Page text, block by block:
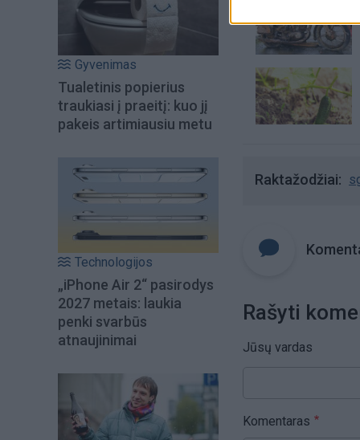
Gyvenimas
Tualetinis popierius
traukiasi į praeitį: kuo jį
pakeis artimiausiu metu
Technologijos
„iPhone Air 2“ pasirodys
2027 metais: laukia
penki svarbūs
atnaujinimai
Raktažodžiai
Rašyti
Jūsų vardas
Komentaras